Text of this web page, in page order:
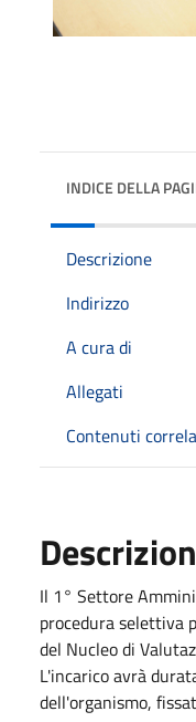
INDICE DELLA
Descrizione
Indirizzo
A cura di
Allegati
Contenuti
Il 1° Settore
procedura selettiva
del Nucleo di
L'incarico avrà
dell'organismo,